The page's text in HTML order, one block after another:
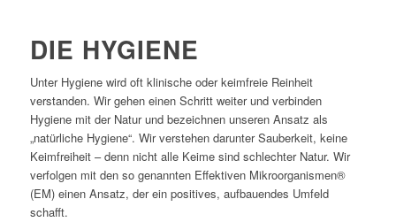
DIE HYGIENE
Unter Hygiene wird oft klinische oder keimfreie Reinheit
verstanden. Wir gehen einen Schritt weiter und verbinden
Hygiene mit der Natur und bezeichnen unseren Ansatz als
„natürliche Hygiene“. Wir verstehen darunter Sauberkeit, keine
Keimfreiheit – denn nicht alle Keime sind schlechter Natur. Wir
verfolgen mit den so genannten Effektiven Mikroorganismen®
(EM) einen Ansatz, der ein positives, aufbauendes Umfeld
schafft.